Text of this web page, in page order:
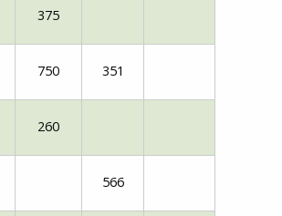
375
750 351
260
566